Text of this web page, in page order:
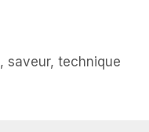
, saveur,technique